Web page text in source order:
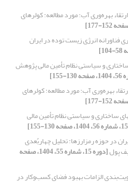
بهره‌وری آب؛ مورد مطالعه: کولرهای
فناورانه انرژی زیست توده در ایران
و سیاستی نظام تأمین مالی پژوهش
بهره‌وری آب؛ مورد مطالعه: کولرهای
ساختاری و سیاستی نظام تأمین مالی
در حوزه رمزارزها: تحلیل چهاربُعدی
پول [دوره 15، شماره 55، 1404، صفحه
الزامات بهبود فضای کسب‌و‌کار در